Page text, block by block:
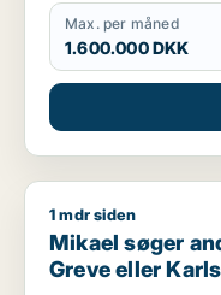
Max. per måned
1.600.000 DKK
Mikael søger
1 mdr siden
Mikael søger
Greve eller